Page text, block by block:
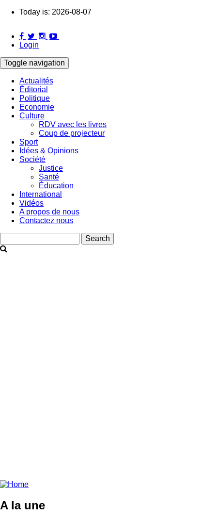
Skip
content
Today is: 2026-08-07
Login
Toggle navigation
Main
navigation
Actualités
Éditorial
Politique
Economie
Culture
RDV avec les livres
Coup de projecteur
Sport
Idées & Opinions
Société
Justice
Santé
Éducation
International
Vidéos
A propos de nous
Contactez nous
A la une